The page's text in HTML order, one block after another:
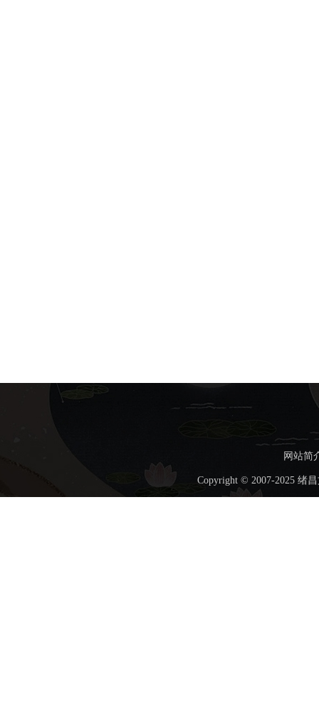
网站简
Copyright © 2007-2025 绪